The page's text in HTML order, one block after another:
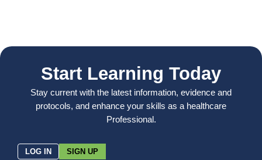
Start Learning Today
Stay current with the latest information, evidence and
protocols, and enhance your skills as a healthcare
Professional.
LOG IN SIGN UP